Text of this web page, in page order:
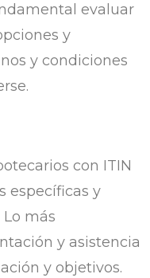
evaluar
y
y condiciones
con ITIN
específicas y
más
y asistencia
y objetivos.